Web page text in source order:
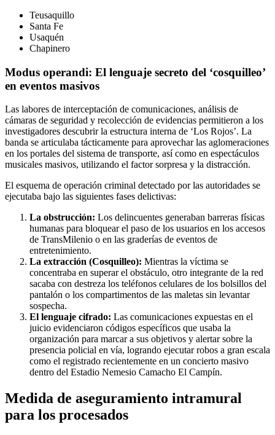
Teusaquillo
Santa Fe
Usaquén
Chapinero
Modus operandi: El lenguaje secreto del ‘cosquilleo’
en eventos masivos
Las labores de interceptación de comunicaciones, análisis de
cámaras de seguridad y recolección de evidencias permitieron a los
investigadores descubrir la estructura interna de ‘Los Rojos’. La
banda se articulaba tácticamente para aprovechar las aglomeraciones
en los portales del sistema de transporte, así como en espectáculos
musicales masivos, utilizando el factor sorpresa y la distracción.
El esquema de operación criminal detectado por las autoridades se
ejecutaba bajo las siguientes fases delictivas:
La obstrucción: Los delincuentes generaban barreras físicas
humanas para bloquear el paso de los usuarios en los accesos
de TransMilenio o en las graderías de eventos de
entretenimiento.
La extracción (Cosquilleo): Mientras la víctima se
concentraba en superar el obstáculo, otro integrante de la red
sacaba con destreza los teléfonos celulares de los bolsillos del
pantalón o los compartimentos de las maletas sin levantar
sospecha.
El lenguaje cifrado: Las comunicaciones expuestas en el
juicio evidenciaron códigos específicos que usaba la
organización para marcar a sus objetivos y alertar sobre la
presencia policial en vía, logrando ejecutar robos a gran escala
como el registrado recientemente en un concierto masivo
dentro del Estadio Nemesio Camacho El Campín.
Medida de aseguramiento intramural
para los procesados